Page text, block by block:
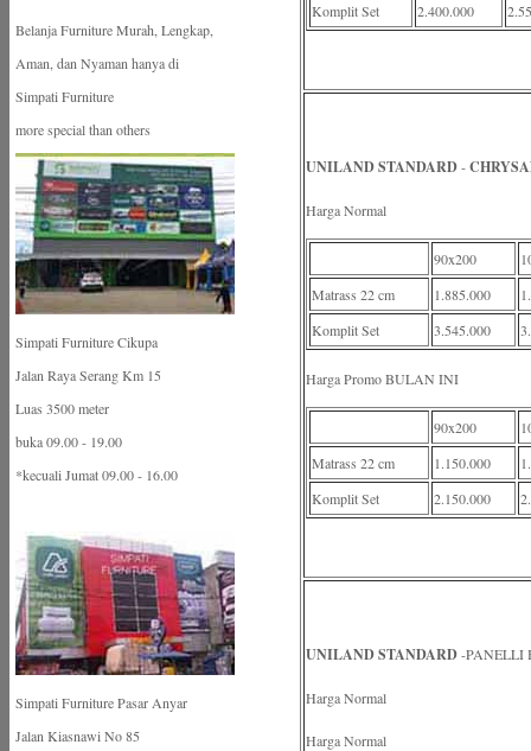
Belanja Furniture Murah, Lengkap,
Aman, dan Nyaman hanya di
Simpati Furniture
more special than others
Simpati Furniture Cikupa
Jalan Raya Serang Km 15
Luas 3500 meter
buka 09.00 - 19.00
*kecuali Jumat 09.00 - 16.00
Simpati Furniture Pasar Anyar
Jalan Kiasnawi No 85
Komplit Set
2.400.000
UNILAND STANDARD-
Harga Normal
90x200
Matrass 22 cm
1.885.000
Komplit Set
3.545.000
Harga Promo BULAN INI
90x200
Matrass 22 cm
1.150.000
Komplit Set
2.150.000
UNILAND STANDARD-PANELLI
Harga Normal
Harga Normal